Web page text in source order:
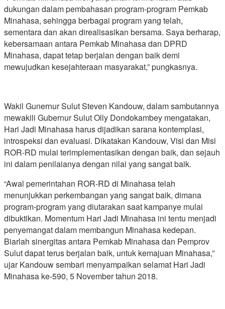
dukungan dalam pembahasan program-program Pemkab
Minahasa, sehingga berbagai program yang telah,
sementara dan akan direalisasikan bersama. Saya berharap,
kebersamaan antara Pemkab Minahasa dan DPRD
Minahasa, dapat tetap berjalan dengan baik demi
mewujudkan kesejahteraan masyarakat,” pungkasnya.
Wakil Gunernur Sulut Steven Kandouw, dalam sambutannya
mewakili Gubernur Sulut Olly Dondokambey mengatakan,
Hari Jadi Minahasa harus dijadikan sarana kontemplasi,
introspeksi dan evaluasi. Dikatakan Kandouw, Visi dan Misi
ROR-RD mulai terimplementasikan dengan baik, dan sejauh
ini dalam penilaianya dengan nilai yang sangat baik.
“Awal pemerintahan ROR-RD di Minahasa telah
menunjukkan perkembangan yang sangat baik, dimana
program-program yang diutarakan saat kampanye mulai
dibuktikan. Momentum Hari Jadi Minahasa ini tentu menjadi
penyemangat dalam membangun Minahasa kedepan.
Biarlah sinergitas antara Pemkab Minahasa dan Pemprov
Sulut dapat terus berjalan baik, untuk kemajuan Minahasa,”
ujar Kandouw sembari menyampaikan selamat Hari Jadi
Minahasa ke-590, 5 November tahun 2018.